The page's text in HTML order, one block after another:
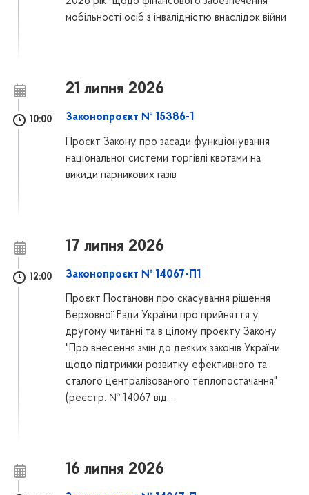
мобільності осіб з інвалідністю внаслідок війни
21 липня 2026
10:00 Законопроєкт № 15386-1
Проєкт Закону про засади функціонування
національної системи торгівлі квотами на
викиди парникових газів
17 липня 2026
12:00 Законопроєкт № 14067-П1
Проєкт Постанови про скасування рішення
Верховної Ради України про прийняття у
другому читанні та в цілому проєкту Закону
"Про внесення змін до деяких законів України
щодо підтримки розвитку ефективного та
сталого централізованого теплопостачання"
(реєстр. № 14067 від...
16 липня 2026